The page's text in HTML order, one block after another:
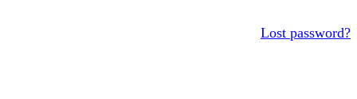
Lost password?